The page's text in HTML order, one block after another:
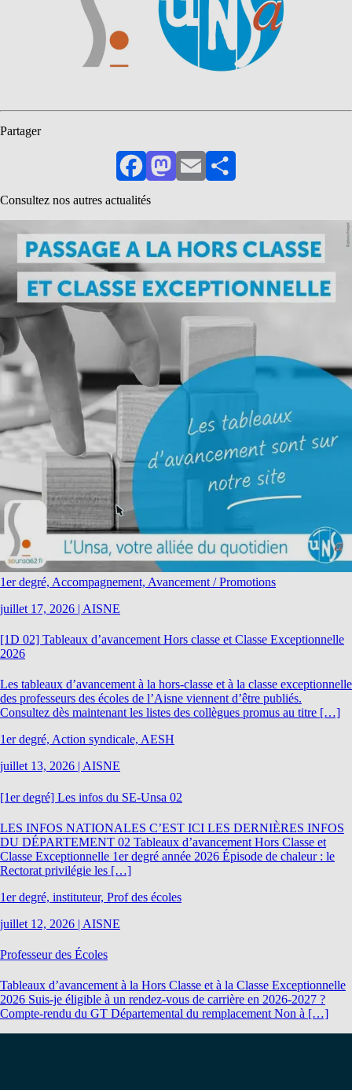
Partager
FacebookMastodon
EmailPartager
Consultez nos autres actualités
1er degré, Accompagnement, Avancement / Promotions
juillet 17, 2026 | AISNE
[1D 02] Tableaux d’avancement Hors classe et Classe Exceptionnelle
2026
Les tableaux d’avancement à la hors-classe et à la classe exceptionnelle
des professeurs des écoles de l’Aisne viennent d’être publiés.
Consultez dès maintenant les listes des collègues promus au titre […]
1er degré, Action syndicale, AESH
juillet 13, 2026 | AISNE
[1er degré] Les infos du SE-Unsa 02
LES INFOS NATIONALES C’EST ICI LES DERNIÈRES INFOS
DU DÉPARTEMENT 02 Tableaux d’avancement Hors Classe et
Classe Exceptionnelle 1er degré année 2026 Épisode de chaleur : le
Rectorat privilégie les […]
1er degré, instituteur, Prof des écoles
juillet 12, 2026 | AISNE
Professeur des Écoles
Tableaux d’avancement à la Hors Classe et à la Classe Exceptionnelle
2026 Suis-je éligible à un rendez-vous de carrière en 2026-2027 ?
Compte-rendu du GT Départemental du remplacement Non à […]